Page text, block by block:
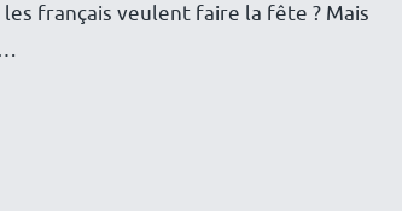
français veulent faire la fête ? Mais